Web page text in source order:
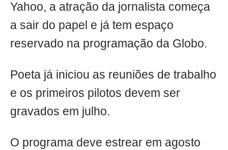
Yahoo, a atração da jornalista começa
a sair do papel e já tem espaço
reservado na programação da Globo.
Poeta já iniciou as reuniões de trabalho
e os primeiros pilotos devem ser
gravados em julho.
O programa deve estrear em agosto